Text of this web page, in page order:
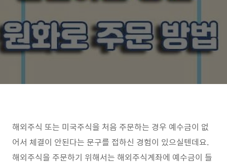
해외주식 또는 미국주식을 처음 주문하는 경우 예수금이 없
어서 체결이 안된다는 문구를 접하신 경험이 있으실텐데요.
해외주식을 주문하기 위해서는 해외주식계좌에 예수금이 들